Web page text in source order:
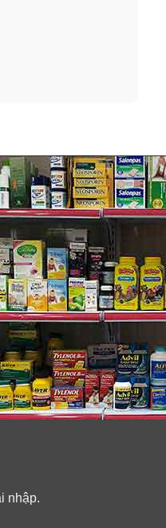
20, Laureth-
Acrylates/C10-30
Propanol,
Dioxide, C13-14
Mẫu mã/ Bao bì sản
nhập.